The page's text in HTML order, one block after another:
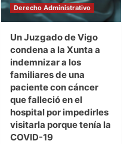
Derecho Administrativo
Un Juzgado de Vigo
condena a la Xunta a
indemnizar a los
familiares de una
paciente con cáncer
que falleció en el
hospital por impedirles
visitarla porque tenía la
COVID-19